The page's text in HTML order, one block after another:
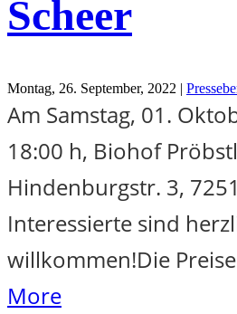
Scheer
Montag, 26. September, 2022 |
Am Samstag, 01.
18:00 h, Biohof
Hindenburgstr. 3,
Interessierte sind
willkommen!Die
More